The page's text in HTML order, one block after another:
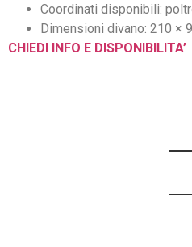
Coordinati disponibili:
Dimensioni divano: 210 ×
CHIEDI INFO E DISPONIBILITA’